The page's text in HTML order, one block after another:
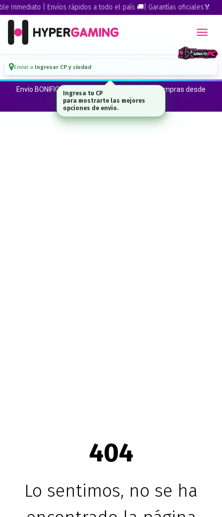
Inmediato | Envíos rápidos a todo el país 🚚| Garantías oficiales🏅
Enviar a Ingresar CP y ciudad
Envío BONIFICADO a CABA · GBA ·La Plata en compras desde
$300.000*
404
Lo sentimos, no se ha
Ingresa tu CP
para mostrarte las mejores
opciones de envío.